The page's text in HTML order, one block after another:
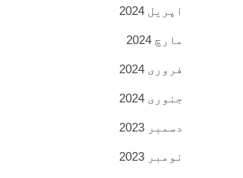
اپریل 2024
مارچ 2024
فروری 2024
جنوری 2024
دسمبر 2023
نومبر 2023